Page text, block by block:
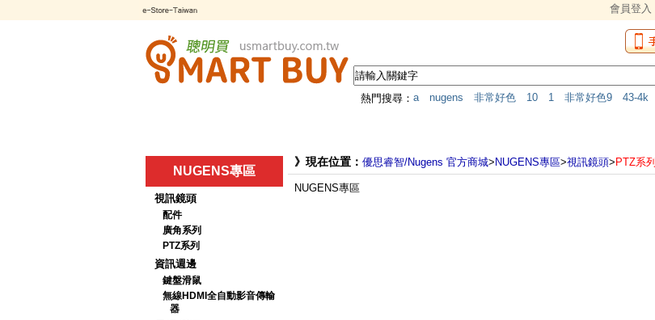
會員登入
熱門搜尋： a nugens 非常好色 10 1 非常好色9 43-4k
NUGENS專區
視訊鏡頭
配件
廣角系列
PTZ系列
資訊週邊
鍵盤滑鼠
無線HDMI全自動影音傳輸
器
》現在位置： 優思睿智/Nugens 官方商城> NUGENS專區>視訊鏡頭> PTZ系列
NUGENS專區